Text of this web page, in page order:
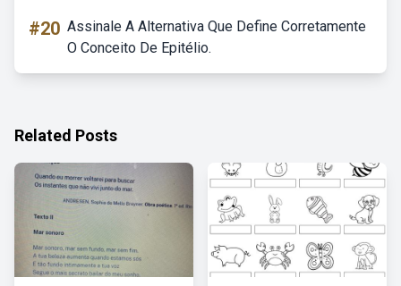
#20 Assinale A Alternativa Que Define Corretamente
O Conceito De Epitélio.
Related Posts